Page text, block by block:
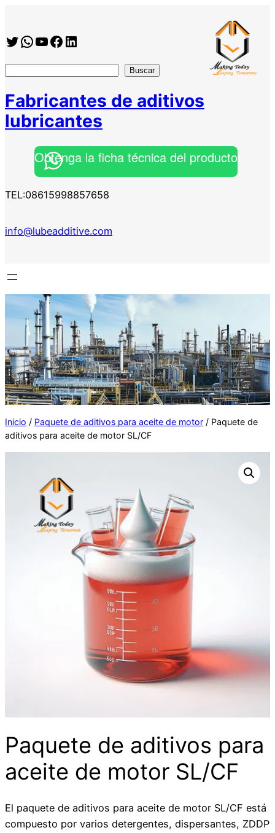
Twitter
WhatsApp
YouTube
Facebook
https://www.linkedin.com/company/shanghai-minglan-chemical-co–ltd
Buscar
Fabricantes de aditivos
lubricantes
Obtenga la ficha técnica del producto
TEL:08615998857658
info@lubeadditive.com
Inicio / Paquete de aditivos para aceite de motor / Paquete de
aditivos para aceite de motor SL/CF
Paquete de aditivos para
aceite de motor SL/CF
El paquete de aditivos para aceite de motor SL/CF está
compuesto por varios detergentes, dispersantes, ZDDP